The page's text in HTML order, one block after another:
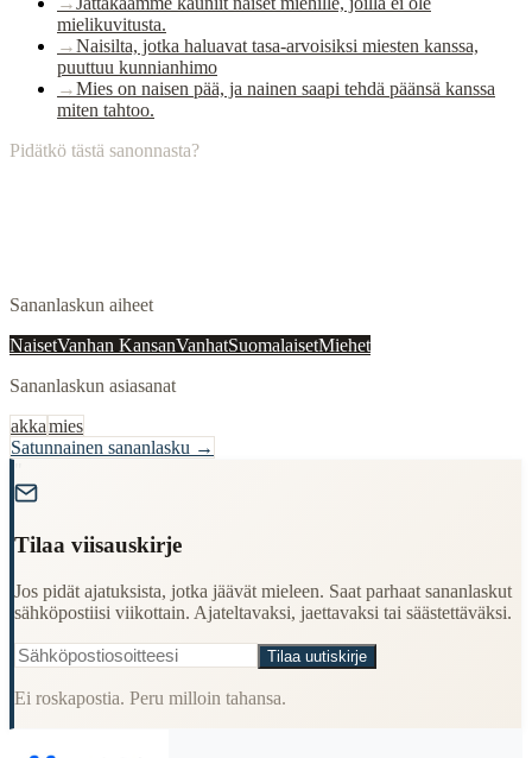
mielikuvitusta.
→Naisilta, jotka haluavat tasa-arvoisiksi miesten kanssa,
puuttuu kunnianhimo
→Mies on naisen pää, ja nainen saapi tehdä päänsä kanssa
miten tahtoo.
Pidätkö tästä sanonnasta?
Sananlaskun aiheet
NaisetVanhan KansanVanhatSuomalaisetMiehet
Sananlaskun asiasanat
akkamies
Satunnainen sananlasku →
Tilaa viisauskirje
Jos pidät ajatuksista, jotka jäävät mieleen. Saat parhaat sananlaskut
sähköpostiisi viikottain. Ajateltavaksi, jaettavaksi tai säästettäväksi.
Tilaa uutiskirje
Ei roskapostia. Peru milloin tahansa.